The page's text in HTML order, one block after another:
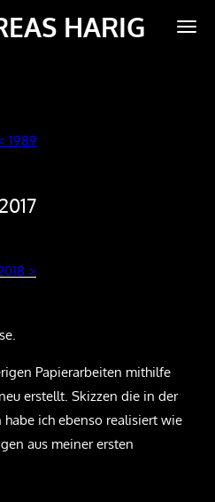
HARIG
1989
2017
>
Papierarbeiten mithilfe
erstellt. Skizzen die in der
ich ebenso realisiert wie
aus meiner ersten